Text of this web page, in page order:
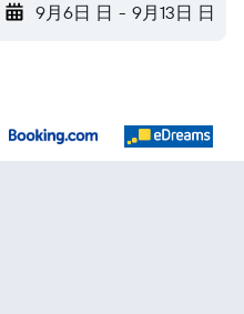
9月6日 日 - 9月13日 日